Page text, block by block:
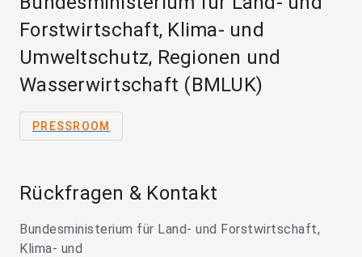
Forstwirtschaft, Klima- und
Umweltschutz, Regionen und
Wasserwirtschaft (BMLUK)
PRESSROOM
Rückfragen & Kontakt
Bundesministerium für Land- und Forstwirtschaft,
Klima- und